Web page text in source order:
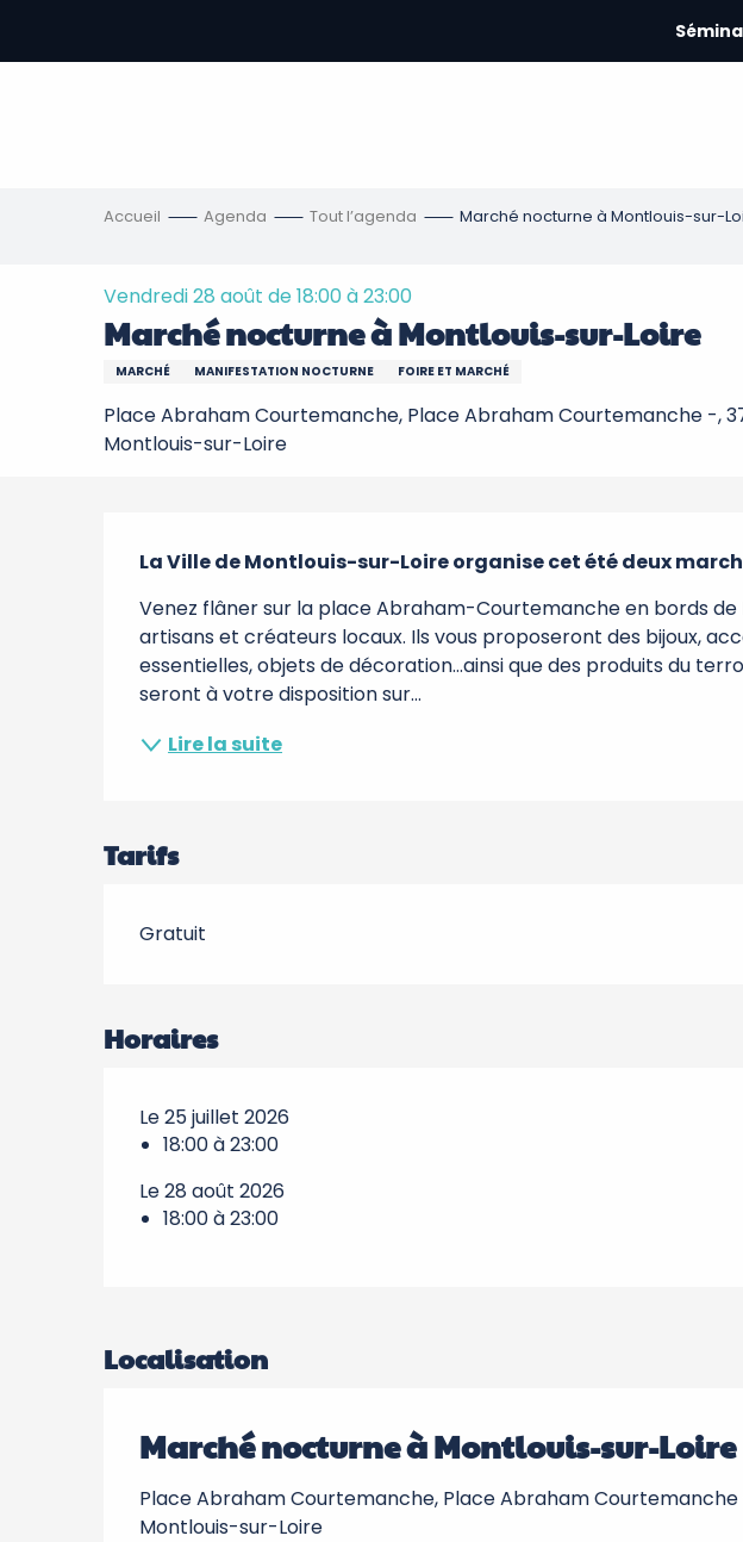
contenu
Accueil Agenda Tout l’agenda Marché nocturne à Montlouis-sur-
Vendredi 28 août de 18:00 à 23:00
Marché nocturne à Montlouis-sur-Loire
MARCHÉ MANIFESTATION NOCTURNE FOIRE ET MARCHÉ
Place Abraham Courtemanche, Place Abraham Courtemanche -,
Montlouis-sur-Loire
Description
La Ville de Montlouis-sur-Loire organise cet été deux
Venez flâner sur la place Abraham-Courtemanche en bords de
artisans et créateurs locaux. Ils vous proposeront des bijoux,
essentielles, objets de décoration...ainsi que des produits du
seront à votre disposition sur...
Lire la suite
Tarifs
Gratuit
Horaires
Le 25 juillet 2026
18:00 à 23:00
Le 28 août 2026
18:00 à 23:00
Localisation
Marché nocturne à Montlouis-sur-Loire
Place Abraham Courtemanche, Place Abraham Courtemanche
Montlouis-sur-Loire